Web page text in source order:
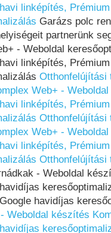
linképítés,
Garázs polc
partnerünk
- Weboldal
linképítés,
Otthonfelújítási
Web+ -
linképítés,
Otthonfelújítási
Web+ -
linképítés,
Otthonfelújítási
- Weboldal
havidíjas
Weboldal készítés